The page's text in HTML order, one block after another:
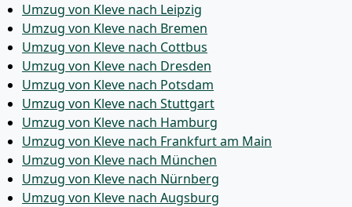
Umzug von Kleve nach Leipzig
Umzug von Kleve nach Bremen
Umzug von Kleve nach Cottbus
Umzug von Kleve nach Dresden
Umzug von Kleve nach Potsdam
Umzug von Kleve nach Stuttgart
Umzug von Kleve nach Hamburg
Umzug von Kleve nach Frankfurt am Main
Umzug von Kleve nach München
Umzug von Kleve nach Nürnberg
Umzug von Kleve nach Augsburg